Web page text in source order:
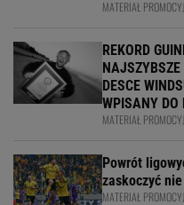
MATERIAŁ
REKORD
DESCE
WPISANY DO
MATERIAŁ
Powrót
zaskoczyć
MATERIAŁ